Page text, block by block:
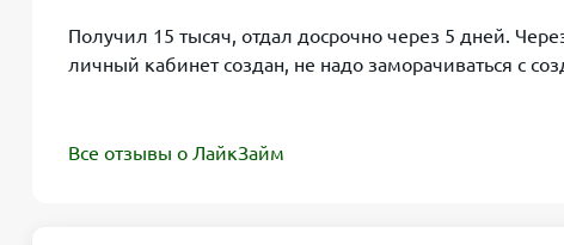
Получил 15 тысяч, отдал досрочно через 5 дней.
личный кабинет создан, не надо заморачиваться с
Все отзывы о ЛайкЗайм